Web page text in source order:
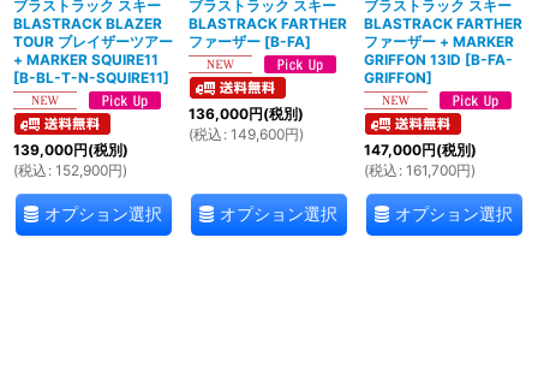
ブラストラック スキー
BLASTRACK BLAZER
TOUR ブレイザーツアー
+ MARKER SQUIRE11
[B-BL-T-N-SQUIRE11]
139,000円(税別)
(税込 : 152,900円)
オプション選択
ブラストラック スキー
BLASTRACK FARTHER
ファーザー [B-FA]
136,000円(税別)
(税込 : 149,600円)
オプション選択
ブラストラック スキー
BLASTRACK FARTHER
ファーザー + MARKER
GRIFFON 13ID [B-FA-
GRIFFON]
147,000円(税別)
(税込 : 161,700円)
オプション選択